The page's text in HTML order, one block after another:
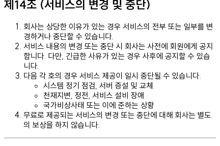
제14조 (서비스의 변경 및 중단)
회사는 상당한 이유가 있는 경우 서비스의 전부 또는 일부를 변
경하거나 중단할 수 있습니다.
서비스 내용의 변경 또는 중단 시 회사는 사전에 회원에게 공지
합니다. 다만, 긴급한 사유가 있는 경우 사후에 공지할 수 있습
니다.
다음 각 호의 경우 서비스 제공이 일시 중단될 수 있습니다.
시스템 정기 점검, 서버 증설 및 교체
천재지변, 정전, 서비스 설비 장애
국가비상사태 또는 이에 준하는 상황
무료로 제공되는 서비스의 변경 또는 중단에 대해 회사는 별도
의 보상을 하지 않습니다.